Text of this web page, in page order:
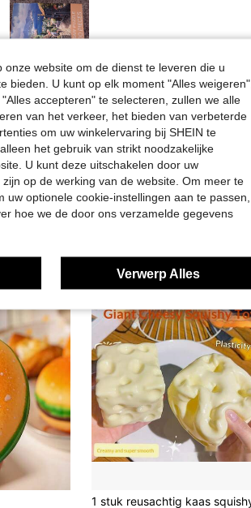
Nuttig (0)
website om de dienst te leveren die u
bieden. U kunt op elk moment "Alles weigeren",
accepteren" te selecteren, zullen we alle
van het verkeer, het bieden van verbeterde
om uw winkelervaring bij SHEIN te
het gebruik van strikt noodzakelijke
U kunt deze uitschakelen door uw
op de werking van de website. Om meer te
optionele cookie-instellingen aan te passen,
hoe we de door ons verzamelde gegevens
Verwerp Alles